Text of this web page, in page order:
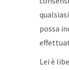
possa
Lei è